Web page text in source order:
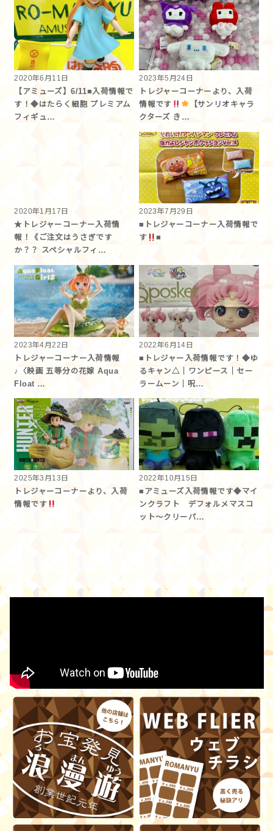
2020年6月11日
【アミューズ】6/11■入荷情報で
す！◆はたらく細胞 プレミアム
フィギュ…
2023年5月24日
トレジャーコーナーより、入荷
情報です
【サンリオキャラ
クターズ き…
2020年1月17日
★トレジャーコーナー入荷情
報！《ご注文はうさぎです
か？？ スペシャルフィ…
2023年7月29日
■トレジャーコーナー入荷情報で
す
■
2023年4月22日
トレジャーコーナー入荷情報
♪〈映画 五等分の花嫁 Aqua
Float …
2022年6月14日
■トレジャー入荷情報です！◆ゆ
るキャン△｜ワンピース｜セー
ラームーン｜呪…
2025年3月13日
トレジャーコーナーより、入荷
情報です
2022年10月15日
■アミューズ入荷情報です◆マイ
ンクラフト デフォルメマスコ
ット～クリーパ…